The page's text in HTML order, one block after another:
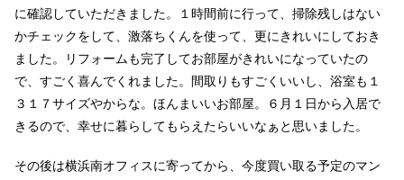
に確認していただきました。１時間前に行って、掃除残しはない
かチェックをして、激落ちくんを使って、更にきれいにしておき
ました。リフォームも完了してお部屋がきれいになっていたの
で、すごく喜んでくれました。間取りもすごくいいし、浴室も１
３１７サイズやからな。ほんまいいお部屋。６月１日から入居で
きるので、幸せに暮らしてもらえたらいいなぁと思いました。
その後は横浜南オフィスに寄ってから、今度買い取る予定のマン